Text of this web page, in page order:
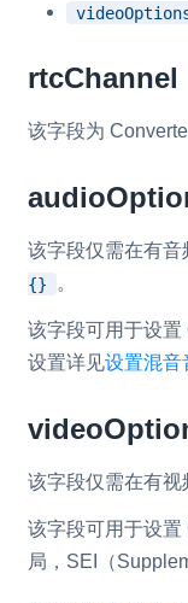
突破传统
真、自然流
集成实时
互动效果
实时消息
一整套低
rtcChannel
该字段为
该字段仅需在有
{}
。
该字段可用于设
设置详见设置混音
该字段仅需在有视
该字段可用于设
局，SEI（